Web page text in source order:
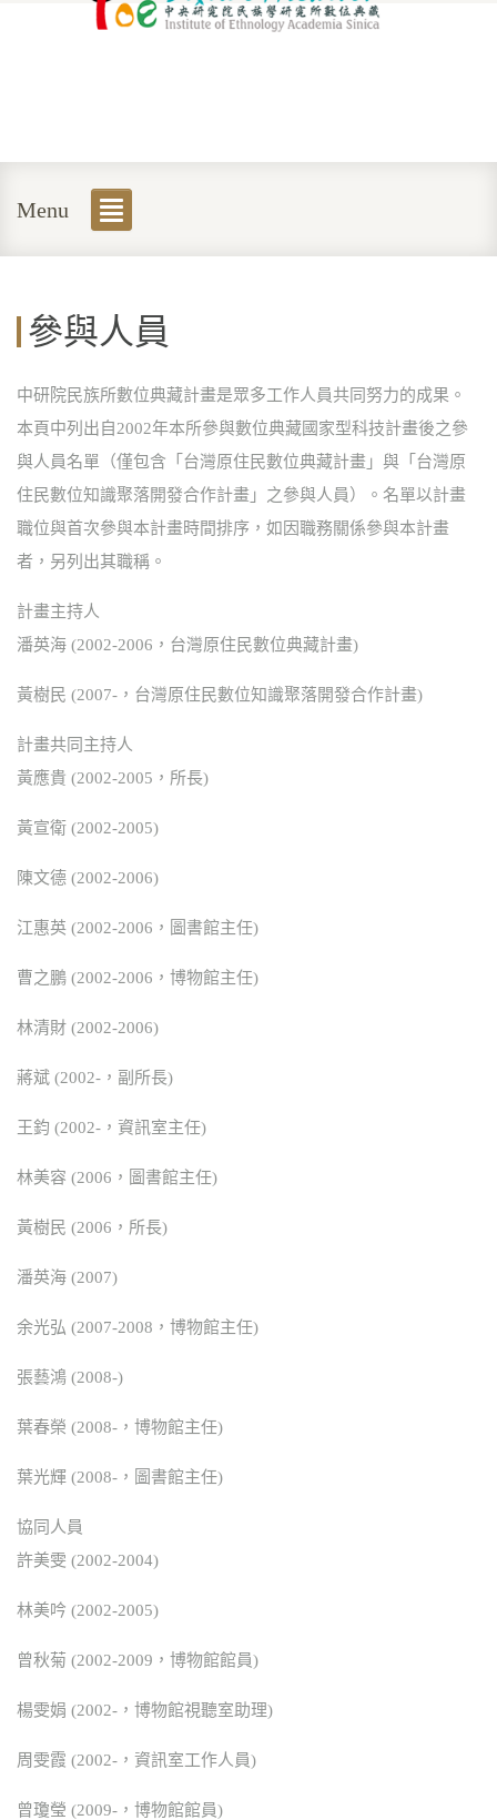
Menu
參與人員
中研院民族所數位典藏計畫是眾多工作人員共同努力的成果。
本頁中列出自2002年本所參與數位典藏國家型科技計畫後之參
與人員名單（僅包含「台灣原住民數位典藏計畫」與「台灣原
住民數位知識聚落開發合作計畫」之參與人員）。名單以計畫
職位與首次參與本計畫時間排序，如因職務關係參與本計畫
者，另列出其職稱。
計畫主持人
潘英海 (2002-2006，台灣原住民數位典藏計畫)
黃樹民 (2007-，台灣原住民數位知識聚落開發合作計畫)
計畫共同主持人
黃應貴 (2002-2005，所長)
黃宣衛 (2002-2005)
陳文德 (2002-2006)
江惠英 (2002-2006，圖書館主任)
曹之鵬 (2002-2006，博物館主任)
林清財 (2002-2006)
蔣斌 (2002-，副所長)
王鈞 (2002-，資訊室主任)
林美容 (2006，圖書館主任)
黃樹民 (2006，所長)
潘英海 (2007)
余光弘 (2007-2008，博物館主任)
張藝鴻 (2008-)
葉春榮 (2008-，博物館主任)
葉光輝 (2008-，圖書館主任)
協同人員
許美雯 (2002-2004)
林美吟 (2002-2005)
曾秋菊 (2002-2009，博物館館員)
楊雯娟 (2002-，博物館視聽室助理)
周雯霞 (2002-，資訊室工作人員)
曾瓊瑩 (2009-，博物館館員)